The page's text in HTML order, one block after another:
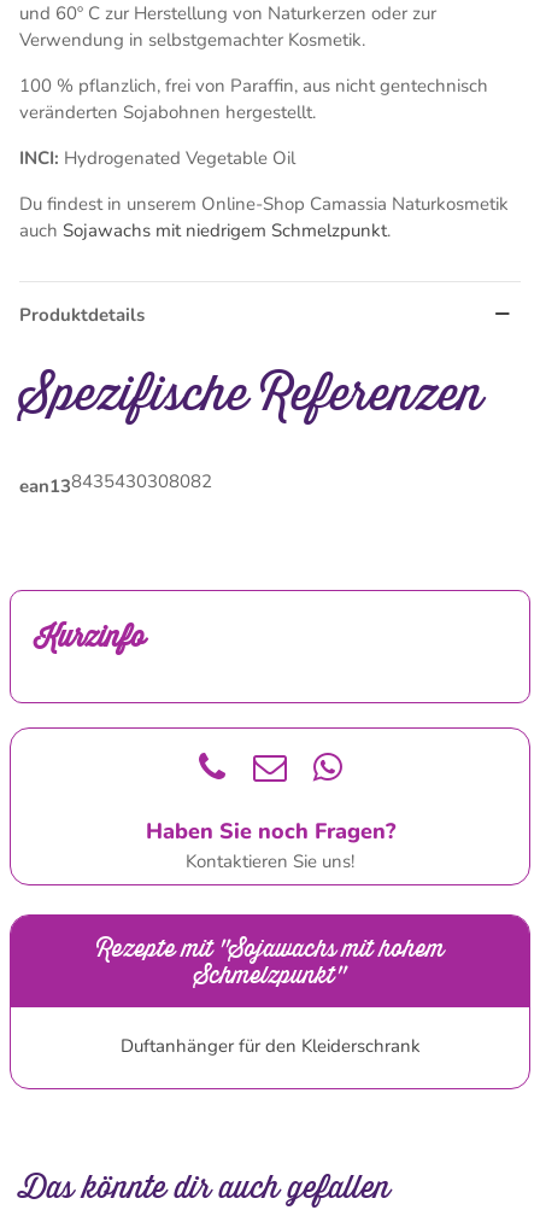
und 60º C zur Herstellung von Naturkerzen oder zur
Verwendung in selbstgemachter Kosmetik.
100 % pflanzlich, frei von Paraffin, aus nicht gentechnisch
veränderten Sojabohnen hergestellt.
INCI: Hydrogenated Vegetable Oil
Du findest in unserem Online-Shop Camassia Naturkosmetik
auch Sojawachs mit niedrigem Schmelzpunkt.
Produktdetails
Spezifische Referenzen
ean138435430308082
Kurzinfo
Haben Sie noch Fragen?
Kontaktieren Sie uns!
Rezepte mit "Sojawachs mit hohem
Schmelzpunkt"
Duftanhänger für den Kleiderschrank
Das könnte dir auch gefallen